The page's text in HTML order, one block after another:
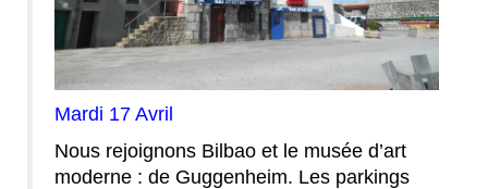
Mardi 17 Avril
Nous rejoignons Bilbao et le musée d’art
moderne : de Guggenheim. Les parkings